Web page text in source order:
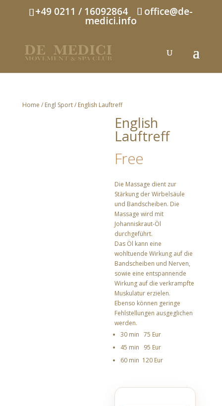
+49 0211 / 16092864 office@de-
medici.info
Home / Engl Sport/ English Lauftreff
English
Lauftreff
Free
Die Massage dient zur
Stärkung der Wirbelsäule
und Bandscheiben. Die
Massage wird mit
Johanniskraut-Öl
durchgeführt.
Das Öl kann eine
wohltuende Wirkung auf die
Bandscheiben und Nerven,
sowie eine entspannende
Wirkung auf die verkrampfte
Muskulatur erzielen.
Ebenso können geringe
Fehlstellungen ausgeglichen
werden.
30 min 75 Eur
45 min 95 Eur
60 min 120 Eur